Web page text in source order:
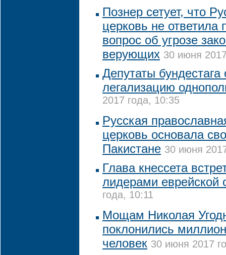
Познер сетует, что
церковь не ответила
вопрос об угрозе
верующих 30 июня
Депутаты бундестага
легализацию
2017 года, 10:35
Русская
церковь основала
Пакистане 30 июня
Глава кнессета
лидерами
года, 10:11
Мощам Николая
поклонились
человек 30 июня 2017